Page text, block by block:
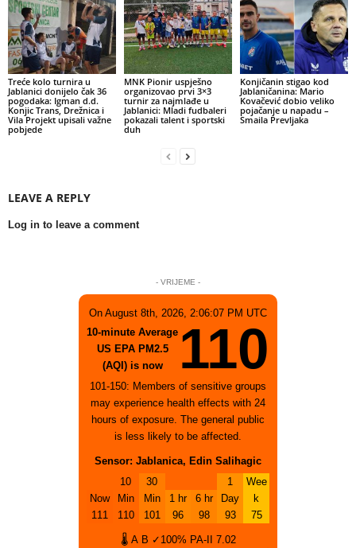
Treće kolo turnira u
Jablanici donijelo čak 36
pogodaka: Igman d.d.
Konjic Trans, Drežnica i
Vila Projekt upisali važne
pobjede
MNK Pionir uspješno
organizovao prvi 3×3
turnir za najmlađe u
Jablanici: Mladi fudbaleri
pokazali talent i sportski
duh
Konjičanin stigao kod
Jablaničanina: Mario
Kovačević dobio veliko
pojačanje u napadu –
Smaila Prevljaka
LEAVE A REPLY
Log in to leave a comment
- VRIJEME -
On August 8th, 2026, 2:06:07 PM UTC
10-minute Average
US EPA PM2.5
(AQI) is now
110
101-150: Members of sensitive groups
may experience health effects with 24
hours of exposure. The general public
is less likely to be affected.
Sensor: Jablanica, Edin Salihagic
Now
111
10
Min
110
30
Min
101
1 hr
96
6 hr
98
1
Day
93
Wee
k
75
🌡 A B ✓100% PA-II
7.02